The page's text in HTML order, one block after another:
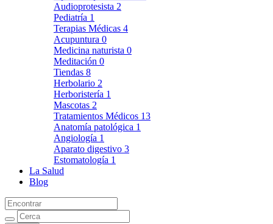
Audioprotesista 2
Pediatría 1
Terapias Médicas 4
Acupuntura 0
Medicina naturista 0
Meditación 0
Tiendas 8
Herbolario 2
Herboristería 1
Mascotas 2
Tratamientos Médicos 13
Anatomía patológica 1
Angiología 1
Aparato digestivo 3
Estomatología 1
La Salud
Blog